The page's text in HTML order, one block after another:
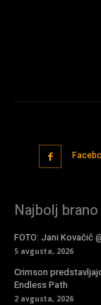
Najbolj brano
FOTO: Jani Kovačič
5 avgusta, 2026
Crimson
Endless Path
2 avgusta, 2026